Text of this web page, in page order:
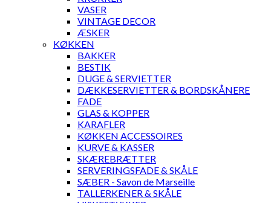
VASER
VINTAGE DECOR
ÆSKER
KØKKEN
BAKKER
BESTIK
DUGE & SERVIETTER
DÆKKESERVIETTER & BORDSKÅNERE
FADE
GLAS & KOPPER
KARAFLER
KØKKEN ACCESSOIRES
KURVE & KASSER
SKÆREBRÆTTER
SERVERINGSFADE & SKÅLE
SÆBER - Savon de Marseille
TALLERKENER & SKÅLE